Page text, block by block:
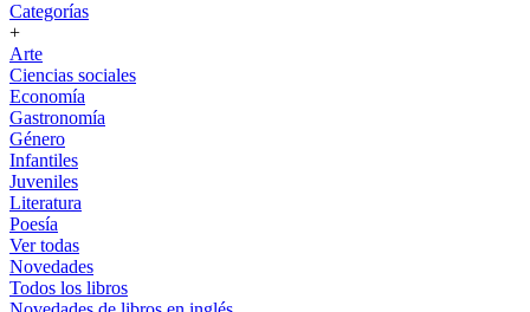
Categorías
+
Arte
Ciencias sociales
Economía
Gastronomía
Género
Infantiles
Juveniles
Literatura
Poesía
Ver todas
Novedades
Todos los libros